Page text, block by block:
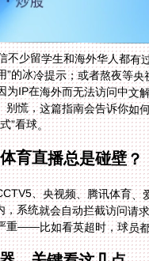
不少留学生和海外华人都
的冰冷提示；或者熬夜等
为IP在海外而无法访问中
别慌，这篇指南会告诉你如
”看球。
育直播总是碰壁？
、央视频、腾讯体育
，系统就会自动拦截访问
重——比如看英超时，球员